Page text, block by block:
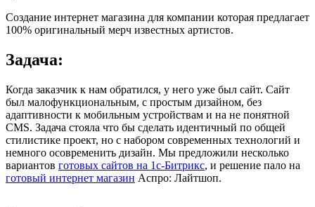
Создание интернет магазина для компании которая предлагает
100% оригинальный мерч известных артистов.
Задача:
Когда заказчик к нам обратился, у него уже был сайт. Сайт
был малофункциональным, с простым дизайном, без
адаптивности к мобильным устройствам и на не понятной
CMS. Задача стояла что бы сделать идентичный по общей
стилистике проект, но с набором современных технологий и
немного осовременить дизайн. Мы предложили несколько
вариантов готовых сайтов на 1с-Битрикс, и решение пало на
готовый интернет магазин Аспро: Лайтшоп.